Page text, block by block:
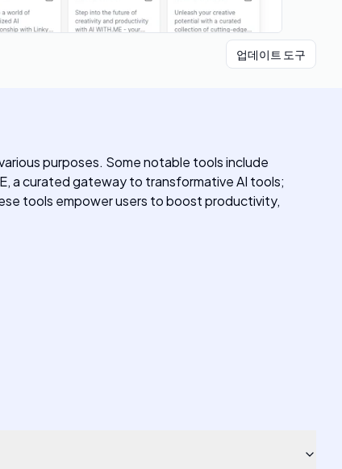
업데이트 도구
purposes. Some notable tools include
a curated gateway to transformative AI tools;
tools empower users to boost productivity,